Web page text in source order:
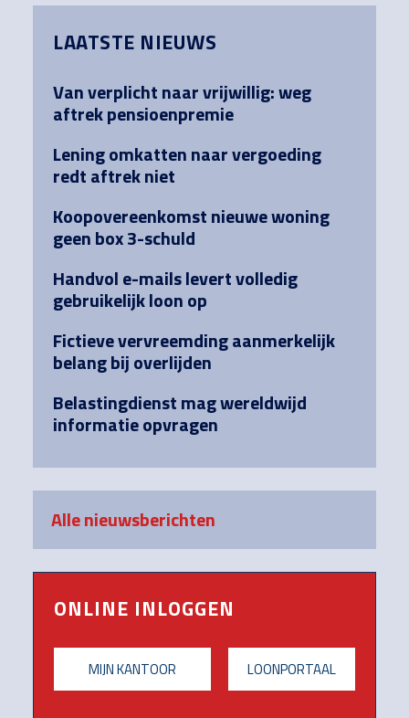
Sidebar
LAATSTE NIEUWS
Van verplicht naar vrijwillig: weg
aftrek pensioenpremie
Lening omkatten naar vergoeding
redt aftrek niet
Koopovereenkomst nieuwe woning
geen box 3-schuld
Handvol e-mails levert volledig
gebruikelijk loon op
Fictieve vervreemding aanmerkelijk
belang bij overlijden
Belastingdienst mag wereldwijd
informatie opvragen
Alle nieuwsberichten
ONLINE INLOGGEN
MIJN KANTOOR LOONPORTAAL